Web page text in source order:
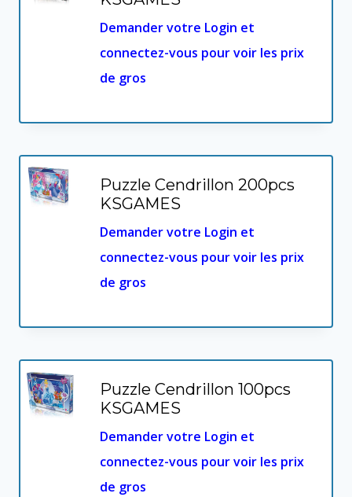
Demander votre Login et
connectez-vous pour voir les prix
de gros
Puzzle Cendrillon 200pcs
KSGAMES
Demander votre Login et
connectez-vous pour voir les prix
de gros
Puzzle Cendrillon 100pcs
KSGAMES
Demander votre Login et
connectez-vous pour voir les prix
de gros